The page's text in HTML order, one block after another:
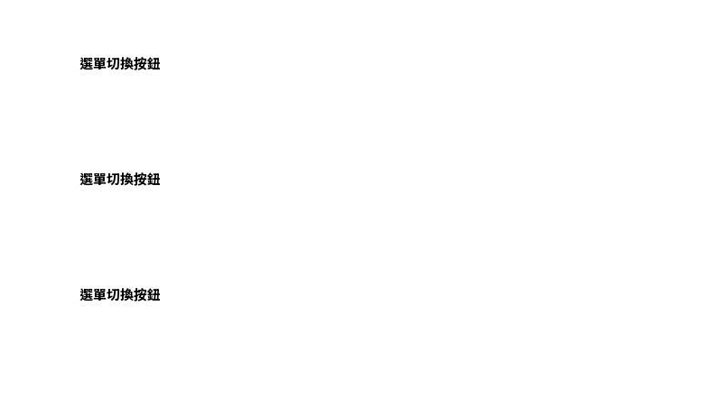
選單切換按鈕
選單切換按鈕
選單切換按鈕